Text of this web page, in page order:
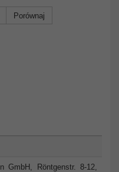
Porównaj
GmbH, Röntgenstr. 8-12,